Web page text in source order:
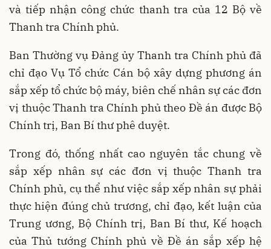
và tiếp nhận công chức thanh tra của 12 Bộ về
Thanh tra Chính phủ.
Ban Thường vụ Đảng ủy Thanh tra Chính phủ đã
chỉ đạo Vụ Tổ chức Cán bộ xây dựng phương án
sắp xếp tổ chức bộ máy, biên chế nhân sự các đơn
vị thuộc Thanh tra Chính phủ theo Đề án được Bộ
Chính trị, Ban Bí thư phê duyệt.
Trong đó, thống nhất cao nguyên tắc chung về
sắp xếp nhân sự các đơn vị thuộc Thanh tra
Chính phủ, cụ thể như việc sắp xếp nhân sự phải
thực hiện đúng chủ trương, chỉ đạo, kết luận của
Trung ương, Bộ Chính trị, Ban Bí thư, Kế hoạch
của Thủ tướng Chính phủ về Đề án sắp xếp hệ